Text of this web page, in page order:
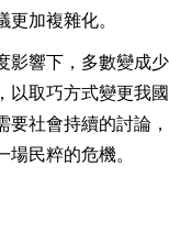
加複雜化。
影響下，多數變成
以取巧方式變更我
要社會持續的討論
民粹的危機。